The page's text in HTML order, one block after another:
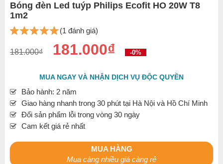
Bóng đèn Led tuýp Philips Ecofit HO 20W T8
1m2
(1 đánh giá)
181.000₫ 181.000₫ -0%
MUA NGAY VÀ NHẬN DỊCH VỤ ĐỘC QUYỀN
Bảo hành: 2 năm
Giao hàng nhanh trong 30 phút tại Hà Nội và Hồ Chí Minh
Đổi sản phẩm lỗi trong vòng 30 ngày
Cam kết giá rẻ nhất
MUA HÀNG
Mua càng nhiều giá càng rẻ